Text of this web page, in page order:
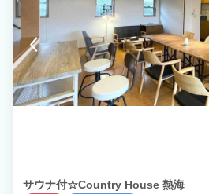
サウナ付☆Country House 熱海